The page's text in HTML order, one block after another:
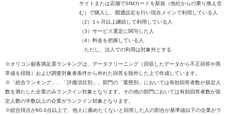
サイトまたは店舗でSIMカードを新規（他社からの乗り換え含
む）で購入し、開通設定を行い現在メインで利用している人
（2）1ヶ月以上継続して利用している人
（3）サービス選定に関与した人
（4）料金を把握している人
ただし、法人での利用は対象外とする
※オリコン顧客満足度ランキングは、データクリーニング（回収したデータから不正回答や異
常値を排除）および調査対象者条件から外れた回答を除外した上で作成しています。
※「総合ランキング」、「評価項目別」、部門の「業態別」においては有効回答者数が規定人
数を満たした企業のみランクイン対象となります。その他の部門においては有効回答者数が規
定人数の半数以上の企業がランクイン対象となります。
※総合得点が60.0点以上で、他人に薦めたくないと回答した人の割合が基準値以下の企業がラ